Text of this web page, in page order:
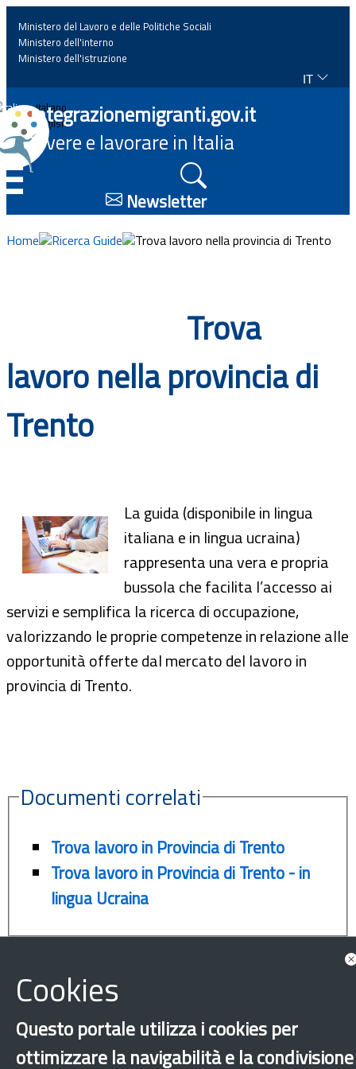
Home
News
Approfondimenti
Eventi
Documenti
Bandi
Ministero del Lavoro e delle Politiche Sociali
Ministero dell'interno
Ministero dell'istruzione
IT
Italiano
English
Integrazionemigranti.gov.it
Vivere e lavorare in Italia
Newsletter
Home Ricerca Guide Trova lavoro nella provincia di Trento
Trova
lavoro nella provincia di
Trento
La guida (disponibile in lingua
italiana e in lingua ucraina)
rappresenta una vera e propria
bussola che facilita l’accesso ai
servizi e semplifica la ricerca di occupazione,
valorizzando le proprie competenze in relazione alle
opportunità offerte dal mercato del lavoro in
provincia di Trento.
Documenti correlati
Trova lavoro in Provincia di Trento
Trova lavoro in Provincia di Trento - in
lingua Ucraina
Cookies
Questo portale utilizza i cookies per
ottimizzare la navigabilità e la condivisione